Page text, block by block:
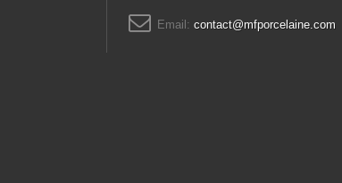
Email: contact@mfporcelaine.com